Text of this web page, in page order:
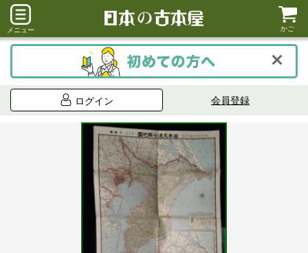
メニュー かご
ログイン 会員登録